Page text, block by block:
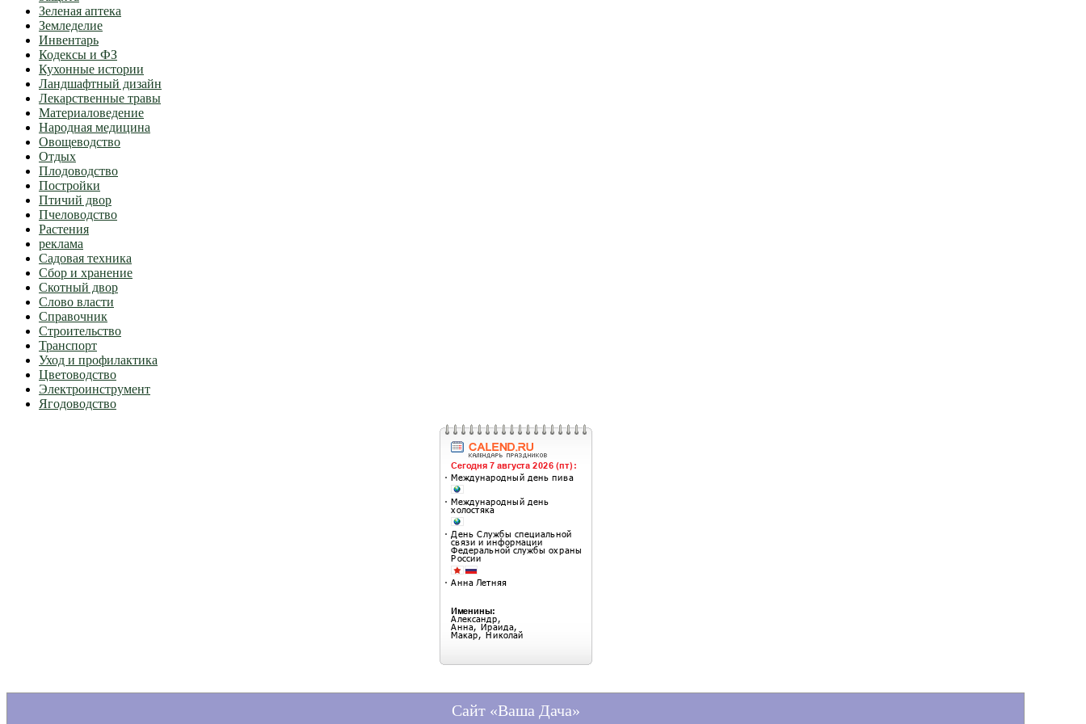
Зеленая аптека
Земледелие
Инвентарь
Кодексы и ФЗ
Кухонные истории
Ландшафтный дизайн
Лекарственные травы
Материаловедение
Народная медицина
Овощеводство
Отдых
Плодоводство
Постройки
Птичий двор
Пчеловодство
Растения
реклама
Садовая техника
Сбор и хранение
Скотный двор
Слово власти
Справочник
Строительство
Транспорт
Уход и профилактика
Цветоводство
Электроинструмент
Ягодоводство
Сайт «Ваша Дача»